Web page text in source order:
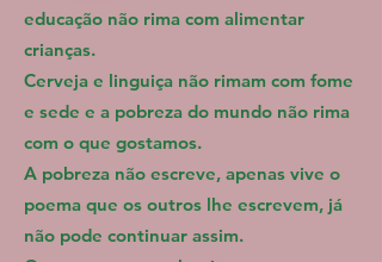
educação não rima com alimentar
crianças.
Cerveja e linguiça não rimam com fome
e sede e a pobreza do mundo não rima
com o que gostamos.
A pobreza não escreve, apenas vive o
poema que os outros lhe escrevem, já
não pode continuar assim.